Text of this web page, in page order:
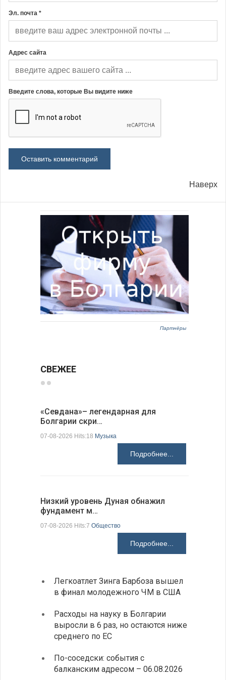
Эл. почта *
Адрес сайта
Введите слова, которые Вы видите ниже
Наверх
Партнёры
СВЕЖЕЕ
«Севдана»– легендарная для
Болгарии скри…
07-08-2026 Hits:18 Музыка
Подробнее...
Низкий уровень Дуная обнажил
фундамент м…
07-08-2026 Hits:7 Общество
Подробнее...
Легкоатлет Зинга Барбоза вышел
в финал молодежного ЧМ в США
Расходы на науку в Болгарии
выросли в 6 раз, но остаются ниже
среднего по ЕС
По-соседски: события с
балканским адресом – 06.08.2026